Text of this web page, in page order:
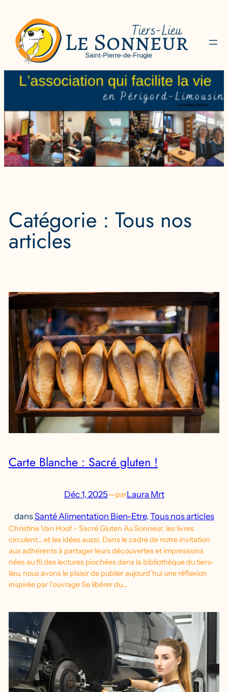
contenu
Catégorie : Tous nos
articles
Carte Blanche : Sacré gluten !
Déc 1, 2025—parLaura Mrt
dansSanté Alimentation Bien-Etre, Tous nos articles
Christine Van Hoof – Sacré Gluten Au Sonneur, les livres
circulent… et les idées aussi. Dans le cadre de notre invitation
aux adhérents à partager leurs découvertes et impressions
nées au fil des lectures piochées dans la bibliothèque du tiers-
lieu, nous avons le plaisir de publier aujourd’hui une réflexion
inspirée par l’ouvrage Se libérer du…